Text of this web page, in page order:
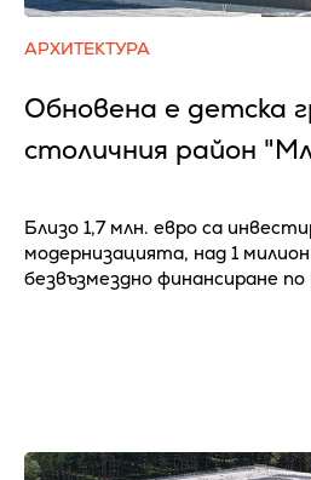
АРХИТЕКТУРА
Обновена е детска
столичния район
Близо 1,7 млн. евро са
модернизацията, над 1
безвъзмездно финансиране